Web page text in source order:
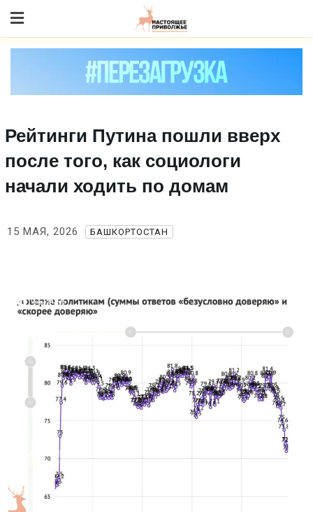
to content
Рейтинги Путина пошли вверх
после того, как социологи
начали ходить по домам
15 МАЯ, 2026 БАШКОРТОСТАН